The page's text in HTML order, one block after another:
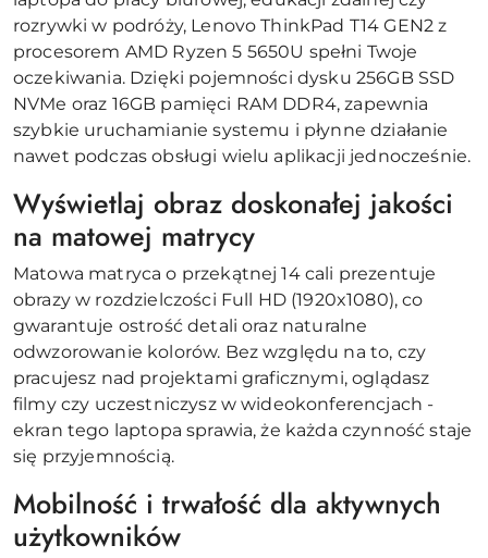
rozrywki w podróży, Lenovo ThinkPad T14 GEN2 z
procesorem AMD Ryzen 5 5650U spełni Twoje
oczekiwania. Dzięki pojemności dysku 256GB SSD
NVMe oraz 16GB pamięci RAM DDR4, zapewnia
szybkie uruchamianie systemu i płynne działanie
nawet podczas obsługi wielu aplikacji jednocześnie.
Wyświetlaj obraz doskonałej jakości
na matowej matrycy
Matowa matryca o przekątnej 14 cali prezentuje
obrazy w rozdzielczości Full HD (1920x1080), co
gwarantuje ostrość detali oraz naturalne
odwzorowanie kolorów. Bez względu na to, czy
pracujesz nad projektami graficznymi, oglądasz
filmy czy uczestniczysz w wideokonferencjach -
ekran tego laptopa sprawia, że każda czynność staje
się przyjemnością.
Mobilność i trwałość dla aktywnych
użytkowników